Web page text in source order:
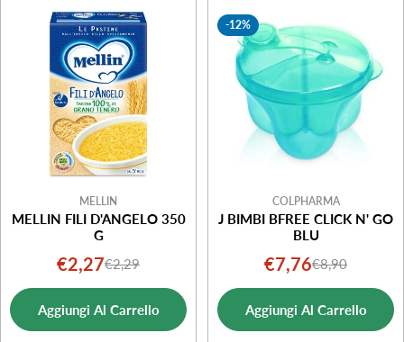
MELLIN
MELLIN FILI D'ANGELO 350
G
Prezzo
di
vendita
€2,27Prezzo
normale
€2,29
Aggiungi Al Carrello
-12%
COLPHARMA
J BIMBI BFREE CLICK N' GO
BLU
Prezzo
di
vendita
€7,76Prezzo
normale
€8,90
Aggiungi Al Carrello